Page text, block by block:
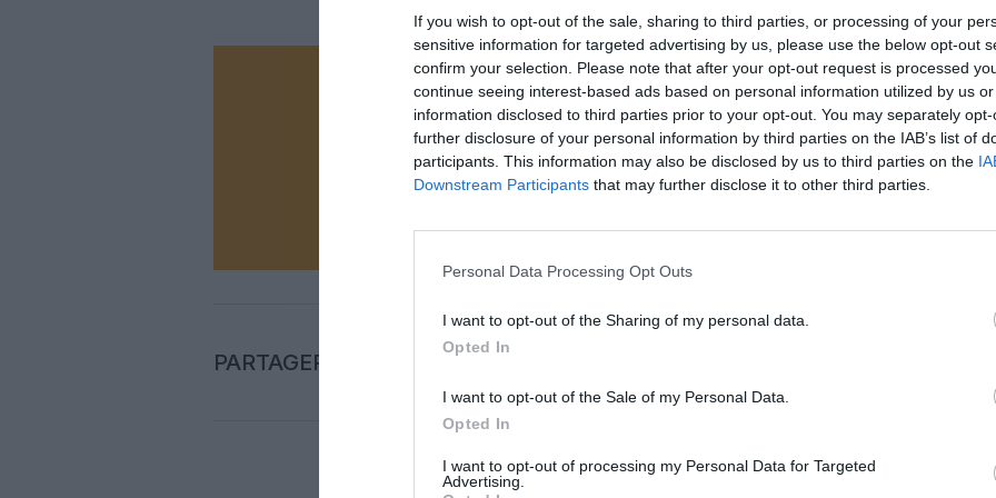
If you wish to opt-out of the sale, sharing to third parties, or processing of your
sensitive information for targeted advertising by us, please use the below opt-out
confirm your selection. Please note that after your opt-out request is processed
continue seeing interest-based ads based on personal information utilized by us
information disclosed to third parties prior to your opt-out. You may separately
further disclosure of your personal information by third parties on the IAB’s list of
participants. This information may also be disclosed by us to third parties on the
Downstream Participants that may further disclose it to other third parties.
Personal Data Processing Opt Outs
I want to opt-out of the Sharing of my personal data.
Opted In
I want to opt-out of the Sale of my Personal Data.
Opted In
I want to opt-out of processing my Personal Data for Targeted
Advertising.
Vous avez apprécié l’article ?
Soutenez-nous, faites un don !
PARTAGER L'ARTICLE
FacebookTwitterPinterestLinkedInEmail